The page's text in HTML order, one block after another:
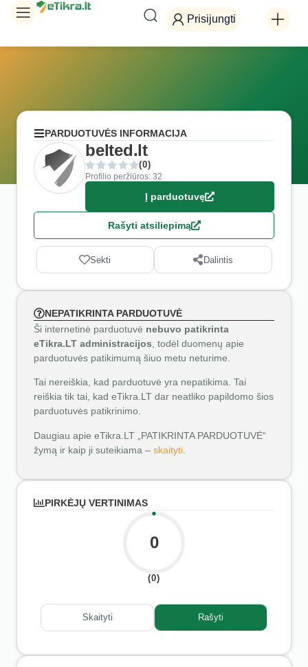
Prisijungti
PARDUOTUVĖS INFORMACIJA
belted.lt
(0)
Profilio peržiūros: 32
Į parduotuvę
Rašyti atsiliepimą
Sekti Dalintis
NEPATIKRINTA PARDUOTUVĖ
Ši internetinė parduotuvė nebuvo patikrinta
eTikra.LT administracijos , todėl duomenų apie
parduotuvės patikimumą šiuo metu neturime.
Tai nereiškia, kad parduotuvė yra nepatikima. Tai
reiškia tik tai, kad eTikra.LT dar neatliko papildomo šios
parduotuvės patikrinimo.
Daugiau apie eTikra.LT „PATIKRINTA PARDUOTUVĖ“
žymą ir kaip ji suteikiama – skaityti
PIRKĖJŲ VERTINIMAS
0
(0)
Skaityti Rašyti